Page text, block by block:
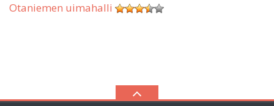
Otaniemen uimahalli